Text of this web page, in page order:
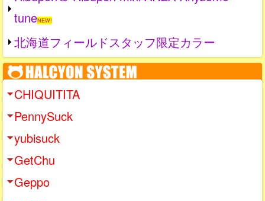
tuneNEW!
北海道フィールドスタッフ限定カラー
CHIQUITITA
PennySuck
yubisuck
GetChu
Geppo